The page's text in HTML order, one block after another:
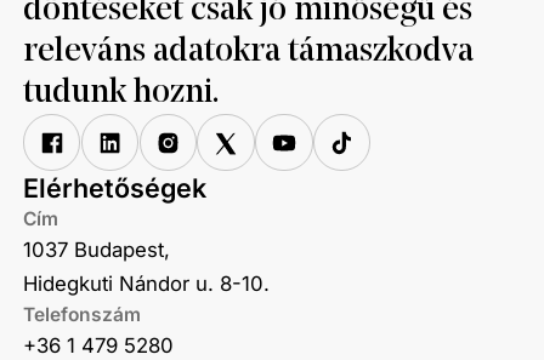
döntéseket csak jó minőségű és
releváns adatokra támaszkodva
tudunk hozni.
Elérhetőségek
Cím
1037 Budapest,
Hidegkuti Nándor u. 8-10.
Telefonszám
+36 1 479 5280